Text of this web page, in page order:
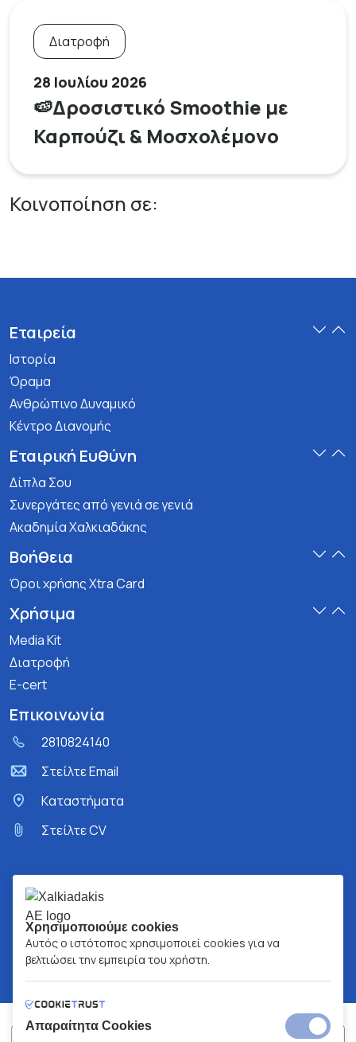
Διατροφή
28 Ιουλίου 2026
🍉Δροσιστικό Smoothie με
Καρπούζι & Μοσχολέμονο
Κοινοποίηση σε:
Χρησιμοποιούμε cookies
Αυτός ο ιστότοπος χρησιμοποιεί cookies για να
βελτιώσει την εμπειρία του χρήστη.
Απαραίτητα Cookies
Εταιρεία
Ιστορία
Όραμα
Ανθρώπινο Δυναμικό
Κέντρο Διανομής
Εταιρική Ευθύνη
Δίπλα Σου
Συνεργάτες από γενιά σε γενιά
Ακαδημία Χαλκιαδάκης
Βοήθεια
Όροι χρήσης Xtra Card
Χρήσιμα
Media Kit
Διατροφή
E-cert
Επικοινωνία
2810824140
Στείλτε Email
Kαταστήματα
Στείλτε CV